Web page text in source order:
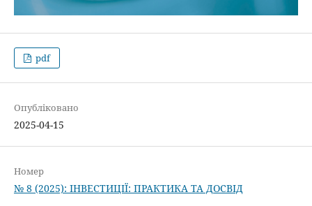
pdf
Опубліковано
2025-04-15
Номер
№ 8 (2025): ІНВЕСТИЦІЇ: ПРАКТИКА ТА ДОСВІД